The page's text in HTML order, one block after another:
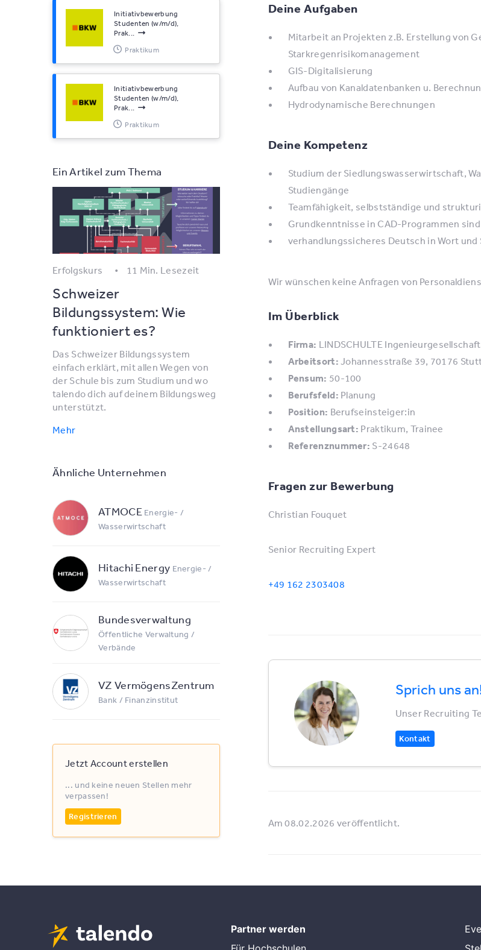
Initiativbewerbung
Studenten (w/m/d),
Prak...
Praktikum
Initiativbewerbung
Studenten (w/m/d),
Prak...
Praktikum
Ein Artikel zum Thema
Erfolgskurs 11 Min. Lesezeit
Schweizer
Bildungssystem: Wie
funktioniert es?
Das Schweizer Bildungssystem
einfach erklärt, mit allen Wegen von
der Schule bis zum Studium und wo
talendo dich auf deinem Bildungsweg
unterstützt.
Mehr
Ähnliche Unternehmen
ATMOCE Energie- /
Wasserwirtschaft
Hitachi Energy Energie- /
Wasserwirtschaft
Bundesverwaltung
Öffentliche Verwaltung /
Verbände
VZ VermögensZentrum
Bank / Finanzinstitut
Jetzt Account erstellen
... und keine neuen Stellen mehr
verpassen!
Registrieren
Deine Aufgaben
Mitarbeit an Projekten z.B. Erstellung von
Starkregenrisikomanagement
GIS-Digitalisierung
Aufbau von Kanaldatenbanken u.
Hydrodynamische Berechnungen
Deine Kompetenz
Studium der Siedlungswasserwirtschaft,
Studiengänge
Teamfähigkeit, selbstständige und
Grundkenntnisse in CAD-Programmen
verhandlungssicheres Deutsch in Wort und
Wir wünschen keine Anfragen von
Im Überblick
Firma: LINDSCHULTE
Arbeitsort: Johannesstraße 39, 70176
Pensum: 50-100
Berufsfeld: Planung
Position: Berufseinsteiger:in
Anstellungsart: Praktikum, Trainee
Referenznummer: S-24648
Fragen zur Bewerbung
Christian Fouquet
Senior Recruiting Expert
+49 162 2303408
Sprich uns
Unser Recruiting
Kontakt
Am 08.02.2026 veröffentlicht.
Partner werden